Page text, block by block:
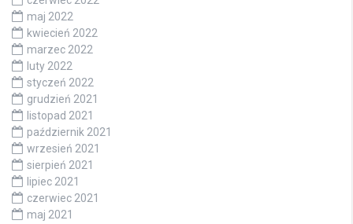
maj 2022
kwiecień 2022
marzec 2022
luty 2022
styczeń 2022
grudzień 2021
listopad 2021
październik 2021
wrzesień 2021
sierpień 2021
lipiec 2021
czerwiec 2021
maj 2021